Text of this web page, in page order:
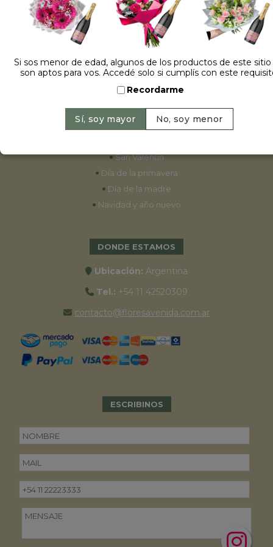
ESPECIALES
•Cumpleaños
•15 años
• Bodas
•Aniversarios
•Graduaciones
•San Valentín
• Día de la primavera
• Día de la madre
• Navidad y año nuevo
DONDE ESTAMOS
Ubicación: Argentina
Tel.: +54 11 42520309
contacto@floresavenida.com.ar
ESCRIBINOS
Si sos menor de edad, algunos de los productos de este
son aptos para vos. Accedé solo si cumplís con este
Recordarme